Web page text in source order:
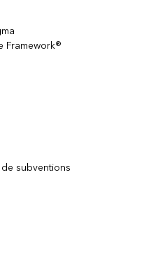
Framework®
subventions